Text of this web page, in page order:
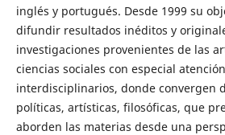
inglés y portugués. Desde 1999 su
difundir resultados inéditos y
investigaciones provenientes de las
ciencias sociales con especial
interdisciplinarios, donde convergen
políticas, artísticas, filosóficas, que
aborden las materias desde una